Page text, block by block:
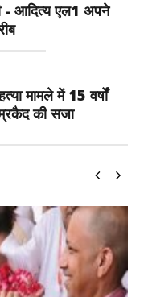
- आदित्य एल1 अपने
मामले में 15 वर्षों
की सजा